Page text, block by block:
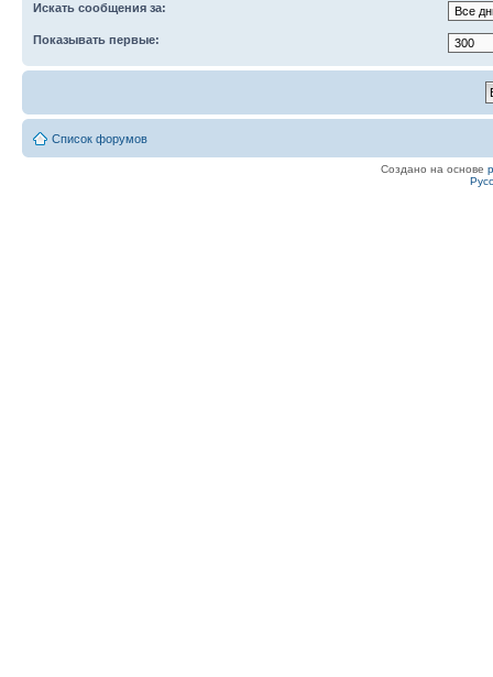
Искать сообщения за:
Показывать первые:
Список форумов
Создано на основе